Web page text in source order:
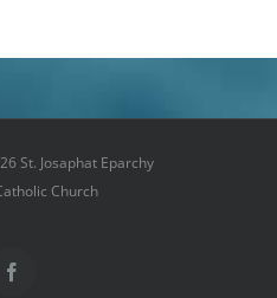
St. Josaphat Eparchy
Church
Facebook